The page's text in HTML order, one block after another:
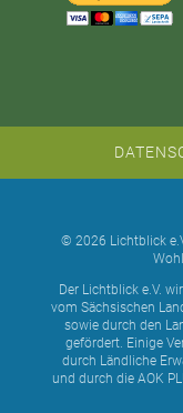
© 2026 Lichtblick
Der Lichtblick e.V.
vom Sächsischen
sowie durch den
gefördert. Einige
durch Ländliche
und durch die AOK